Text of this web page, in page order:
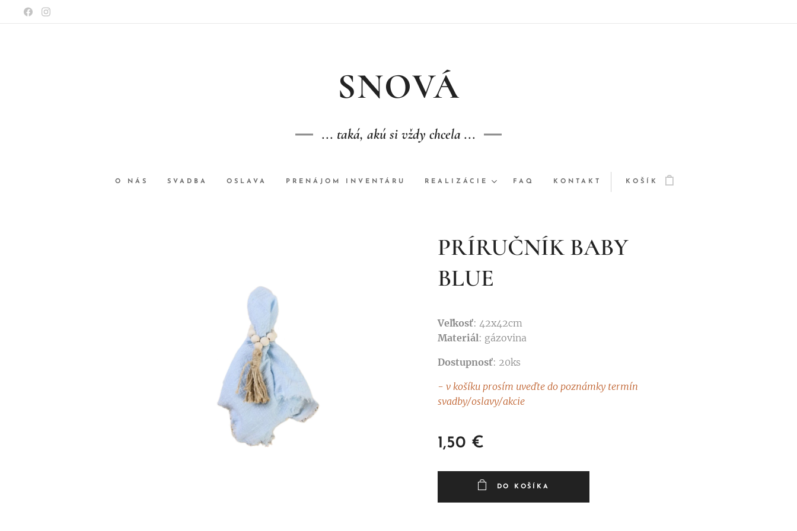
SNOVÁ
... taká, akú si vždy chcela ...
O NÁS SVADBA OSLAVA PRENÁJOM INVENTÁRU REALIZÁCIE FAQ KONTAKT KOŠÍK
PRÍRUČNÍK BABY
BLUE
Veľkosť: 42x42cm
Materiál: gázovina
Dostupnosť: 20ks
- v košíku prosím uveďte do poznámky termín
svadby/oslavy/akcie
1,50 €
DO KOŠÍKA